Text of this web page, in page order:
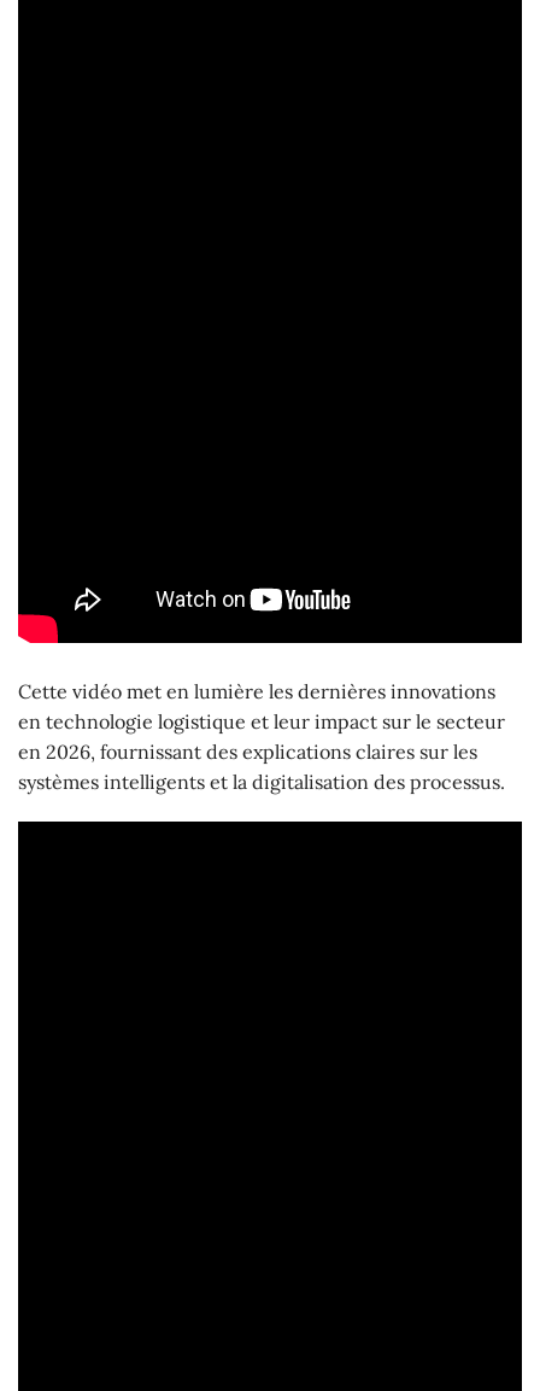
Cette vidéo met en lumière les dernières innovations
en technologie logistique et leur impact sur le secteur
en 2026, fournissant des explications claires sur les
systèmes intelligents et la digitalisation des processus.